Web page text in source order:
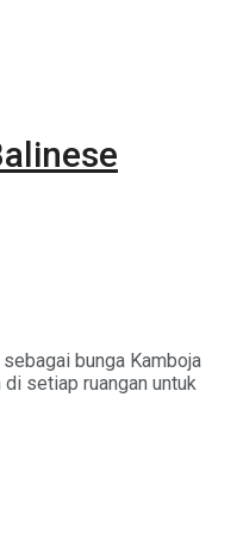
sebagai bunga Kamboja
setiap ruangan untuk